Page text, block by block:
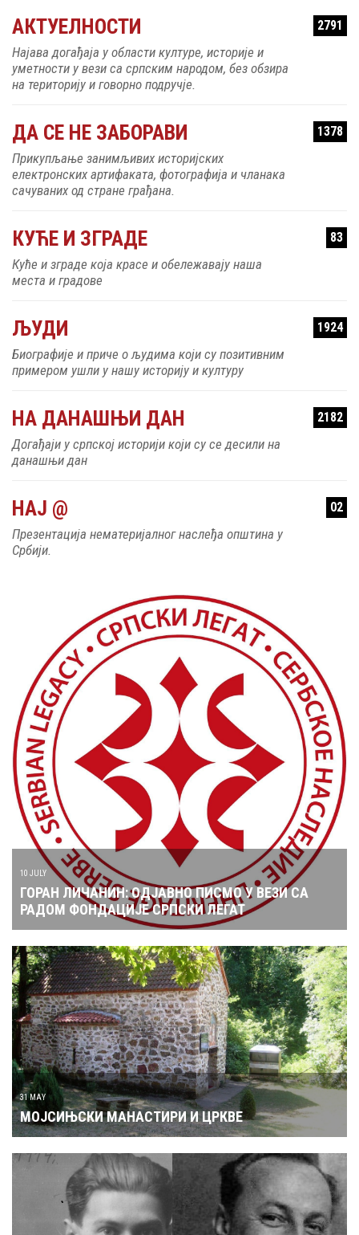
АКТУЕЛНОСТИ 2791
Најава догађаја у области културе, историје и
уметности у вези са српским народом, без обзира
на територију и говорно подручје.
ДА СЕ НЕ ЗАБОРАВИ 1378
Прикупљање занимљивих историјских
електронских артифаката, фотографија и чланака
сачуваних од стране грађана.
КУЋЕ И ЗГРАДЕ 83
Куће и зграде која красе и обележавају наша
места и градове
ЉУДИ 1924
Биографије и приче о људима који су позитивним
примером ушли у нашу историју и културу
НА ДАНАШЊИ ДАН 2182
Догађаји у српској историји који су се десили на
данашњи дан
НАЈ @ 02
Презентација нематеријалног наслеђа општина у
Србији.
ГОРАН ЛИЧАНИН: ОДЈАВНО ПИСМО У ВЕЗИ СА
РАДОМ ФОНДАЦИЈЕ СРПСКИ ЛЕГАТ
31 MAY
МОЈСИЊСКИ МАНАСТИРИ И ЦРКВЕ